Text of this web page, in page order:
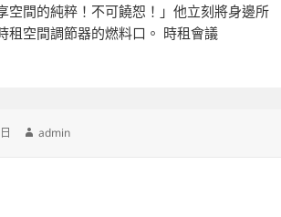
空間的純粹！不可饒恕！」他立刻將身邊所
租空間調節器的燃料口。 時租會議
作
admin